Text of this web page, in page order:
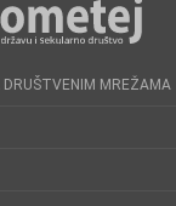
MREŽAMA